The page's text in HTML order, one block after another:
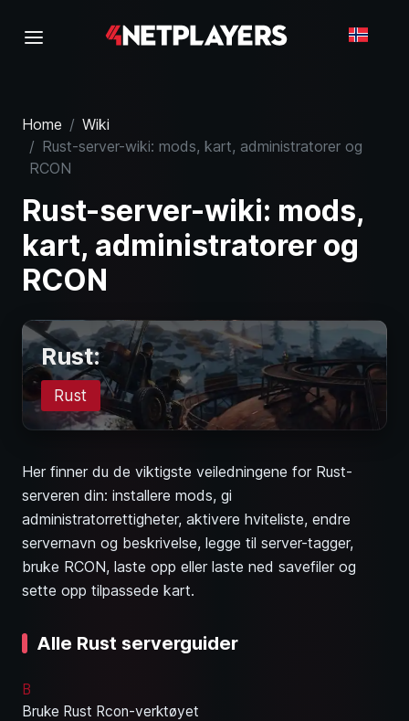
Home
Wiki
Rust-server-wiki: mods, kart, administratorer og
RCON
Rust-server-wiki: mods,
kart, administratorer og
RCON
Rust:
Rust
Her finner du de viktigste veiledningene for Rust-
serveren din: installere mods, gi
administratorrettigheter, aktivere hviteliste, endre
servernavn og beskrivelse, legge til server-tagger,
bruke RCON, laste opp eller laste ned savefiler og
sette opp tilpassede kart.
Alle Rust serverguider
B
Bruke Rust Rcon-verktøyet